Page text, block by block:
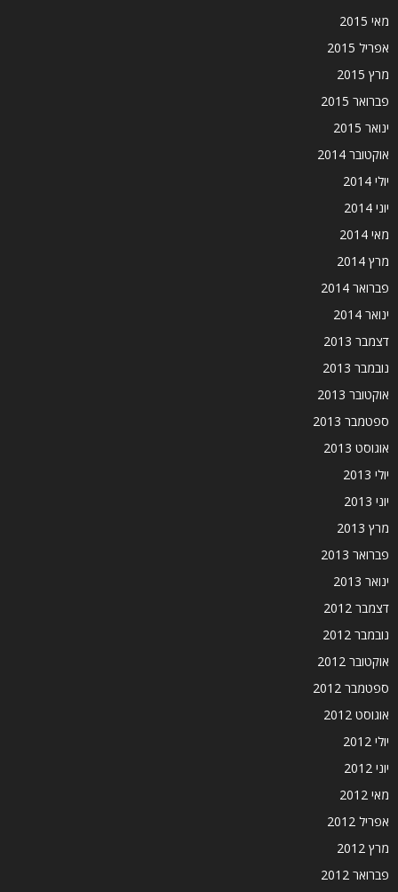
מאי 2015
אפריל 2015
מרץ 2015
פברואר 2015
ינואר 2015
אוקטובר 2014
יולי 2014
יוני 2014
מאי 2014
מרץ 2014
פברואר 2014
ינואר 2014
דצמבר 2013
נובמבר 2013
אוקטובר 2013
ספטמבר 2013
אוגוסט 2013
יולי 2013
יוני 2013
מרץ 2013
פברואר 2013
ינואר 2013
דצמבר 2012
נובמבר 2012
אוקטובר 2012
ספטמבר 2012
אוגוסט 2012
יולי 2012
יוני 2012
מאי 2012
אפריל 2012
מרץ 2012
פברואר 2012